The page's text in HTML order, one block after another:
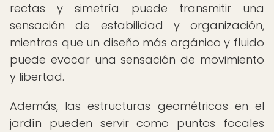
rectas y simetría puede transmitir una
sensación de estabilidad y organización,
mientras que un diseño más orgánico y fluido
puede evocar una sensación de movimiento
y libertad.
Además, las estructuras geométricas en el
jardín pueden servir como puntos focales